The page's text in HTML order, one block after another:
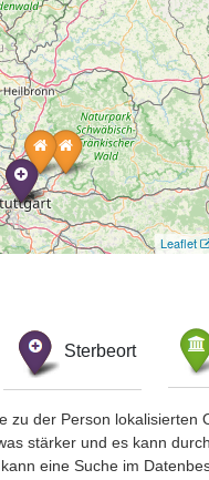
Leaflet
Sterbeort
zu der Person
stärker und es kann
eine Suche im